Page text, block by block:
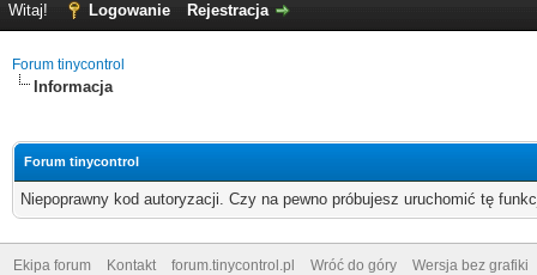
Witaj! Logowanie Rejestracja
Forum tinycontrol
Informacja
Forum tinycontrol
Niepoprawny kod autoryzacji. Czy na pewno próbujesz uruchomić tę
Ekipa forum Kontakt forum.tinycontrol.pl Wróć do góry Wersja bez grafiki